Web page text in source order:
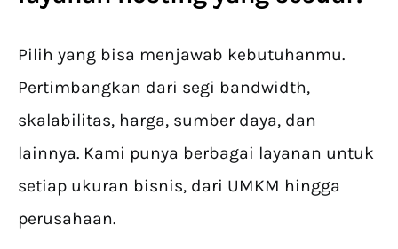
Pilih yang bisa menjawab kebutuhanmu.
Pertimbangkan dari segi bandwidth,
skalabilitas, harga, sumber daya, dan
lainnya. Kami punya berbagai layanan untuk
setiap ukuran bisnis, dari UMKM hingga
perusahaan.